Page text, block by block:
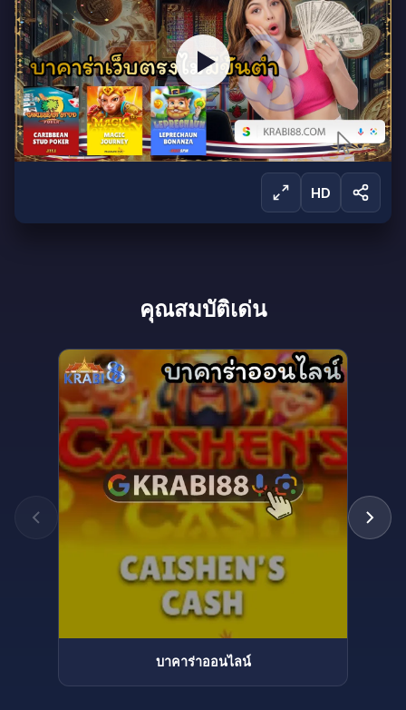
ลงชื่อเข้าใช้เพื่อรับชม
ลงชื่อเข้าใช้เพื่อรับชมการถ่ายทอดสดและเข้าถึง
ผลิตภัณฑ์ทั้งหมดของเรา
ลงชื่อเข้าใช้ สร้างบัญชี
HD
คุณสมบัติเด่น
บาคาร่าออนไลน์